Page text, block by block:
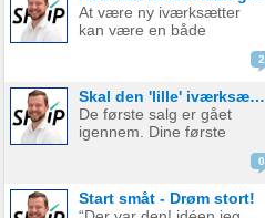
At være ny iværksætter
kan være en både
følger med at starte egen
virksomhed, er det som
mange jagter, men
2
Skal den 'lille' iværksætter bruge penge på digital marketing?
De første salg er gået
igennem. Dine første
tilfredse. Det virker virkelig
plads, og et marked for dit
0
Start småt - Drøm stort!